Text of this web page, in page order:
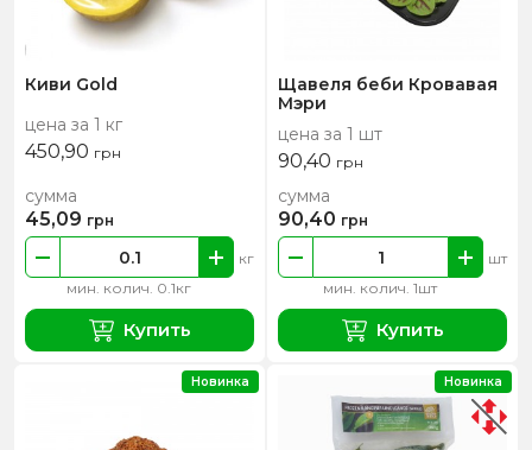
Киви Gold
цена за 1 кг
450,90 грн
мин. колич. 0.1кг
кг
сумма
45,09 грн
Купить
Щавеля беби Кровавая
Мэри
цена за 1 шт
90,40 грн
мин. колич. 1шт
шт
сумма
90,40 грн
Купить
Новинка Новинка